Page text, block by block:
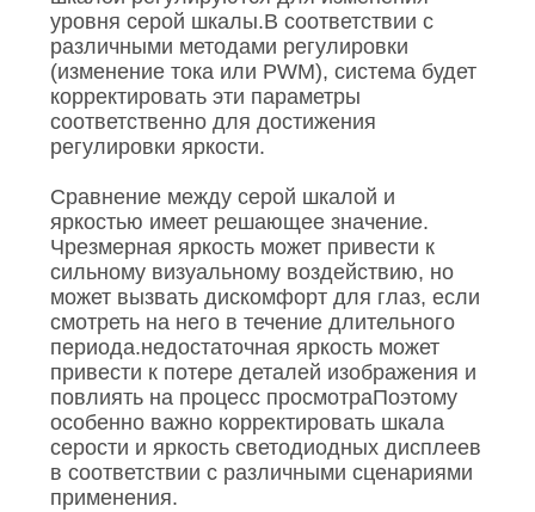
уровня серой шкалы.В соответствии с
различными методами регулировки
(изменение тока или PWM), система будет
корректировать эти параметры
соответственно для достижения
регулировки яркости.
Сравнение между серой шкалой и
яркостью имеет решающее значение.
Чрезмерная яркость может привести к
сильному визуальному воздействию, но
может вызвать дискомфорт для глаз, если
смотреть на него в течение длительного
периода.недостаточная яркость может
привести к потере деталей изображения и
повлиять на процесс просмотраПоэтому
особенно важно корректировать шкала
серости и яркость светодиодных дисплеев
в соответствии с различными сценариями
применения.